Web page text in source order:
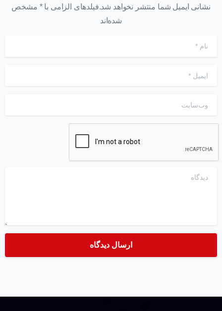
نشانی ایمیل شما منتشر نخواهد شد.فیلدهای الزامی با * مشخص
شده‌اند
*
ایمیل
وب‌سایت
دیدگاه